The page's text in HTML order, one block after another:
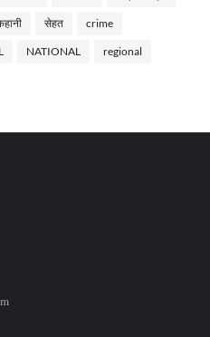
सेहत crime
NATIONAL regional